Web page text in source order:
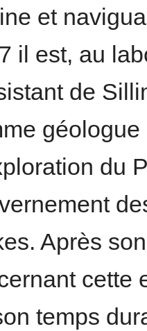
et
il est, au
de
géologue
du
Après
cette
temps